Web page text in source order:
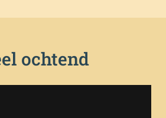
ochtend